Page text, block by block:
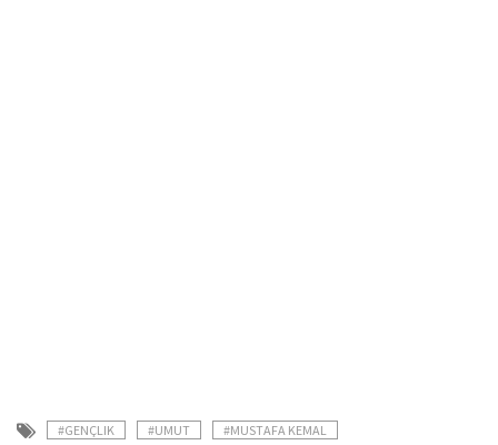
#GENÇLIK #UMUT #MUSTAFA KEMAL